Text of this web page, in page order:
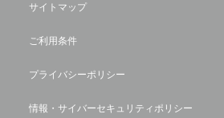
サイトマップ
ご利用条件
プライバシーポリシー
情報・サイバーセキュリティポリシー